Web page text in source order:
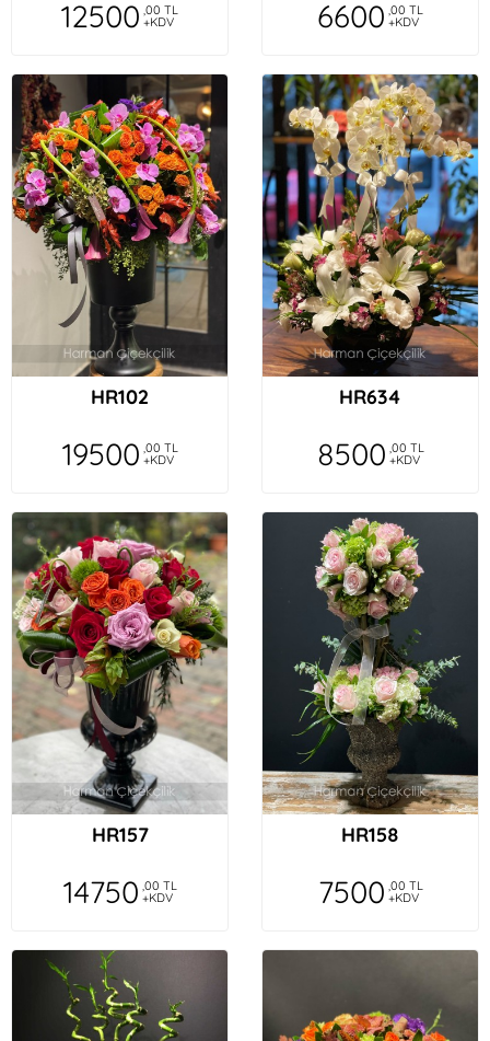
12500 ,00 TL
+KDV 6600 ,00 TL
+KDV
HR102
19500 ,00 TL
+KDV
HR634
8500 ,00 TL
+KDV
HR157
14750 ,00 TL
+KDV
HR158
7500 ,00 TL
+KDV